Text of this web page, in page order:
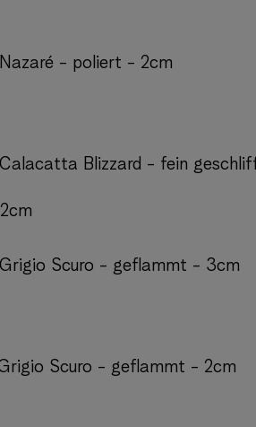
- poliert - 2cm
Blizzard - fein
Scuro - geflammt - 3cm
Scuro - geflammt - 2cm